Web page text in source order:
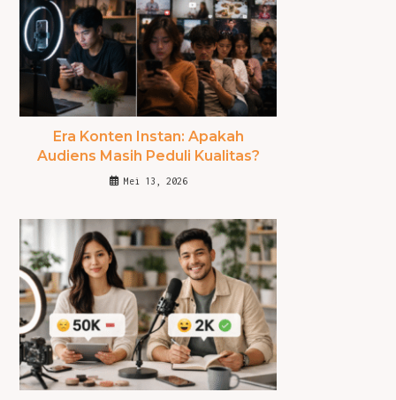
Era Konten Instan: Apakah
Audiens Masih Peduli Kualitas?
Mei 13, 2026